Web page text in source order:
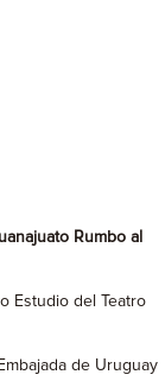
Rumbo al
Estudio del Teatro
de Uruguay